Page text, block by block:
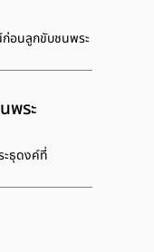
ก่อนลูกขับชนพระ
พระ
ธุดงค์ที่